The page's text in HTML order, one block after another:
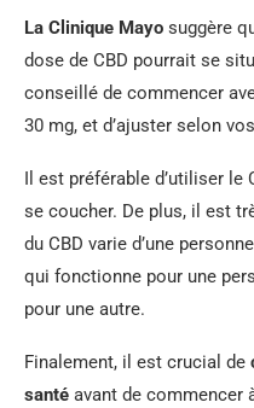
La Clinique Mayo suggère
dose de CBD pourrait se
conseillé de commencer
30 mg, et d’ajuster selon
Il est préférable d’utiliser
se coucher. De plus, il est
du CBD varie d’une
qui fonctionne pour une
pour une autre.
Finalement, il est crucial de
santé avant de commencer